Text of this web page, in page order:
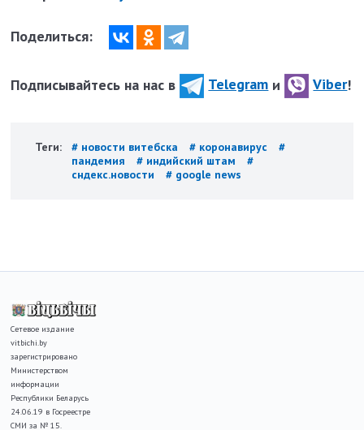
Поделиться:
Подписывайтесь на нас в Telegram и Viber!
Теги: # новости витебска # коронавирус
#
пандемия
# индийский штам
#
сндекс.новости
# google news
Сетевое издание
vitbichi.by
зарегистрировано
Министерством
информации
Республики Беларусь
24.06.19 в Госреестре
СМИ за № 15.